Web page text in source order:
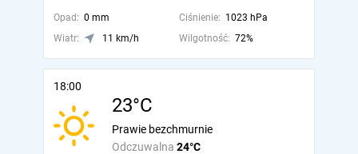
Opad: 0 mm Ciśnienie: 1023 hPa
Wiatr:
11 km/h Wilgotność: 72%
18:00
23°C
Odczuwalna 24°C
Prawie bezchmurnie